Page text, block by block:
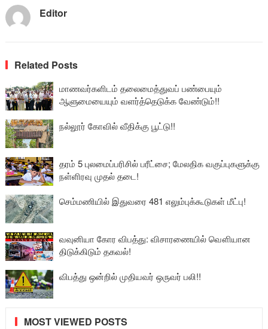
Editor
Related Posts
மாணவர்களிடம் தலைமைத்துவப் பண்பையும்
ஆளுமையையும் வளர்த்தெடுக்க வேண்டும்!!
நல்லூர் கோவில் வீதிக்கு பூட்டு!!
தரம் 5 புலமைப்பரிசில் பரீட்சை; மேலதிக வகுப்புகளுக்கு
நள்ளிரவு முதல் தடை!
செம்மணியில் இதுவரை 481 எலும்புக்கூடுகள் மீட்பு!
வவுனியா கோர விபத்து: விசாரணையில் வௌியான
திடுக்கிடும் தகவல்!
விபத்து ஒன்றில் முதியவர் ஒருவர் பலி!!
MOST VIEWED POSTS